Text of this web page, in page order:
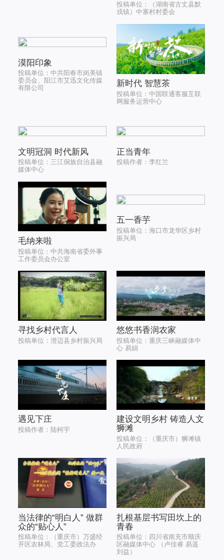
投稿单位：（湖南省古丈县默
戎镇）中寨村村委会
漠阳印象
投稿单位：中共阳春市岗美镇
委员会、阳江市艾迅文化传媒
有限公司
新时代 智慧茶
投稿单位：中国联通客服互联
网服务运营中心
文明冠洞 时代新风
投稿单位：三江侗族自治县融
媒体中心
正当青年
投稿作者：李红兰
毛纳来啦
投稿单位：中共海南省委外事
工作委员会办公室
五一香芋
投稿单位：海口市龙华区乡村
振兴局
寻找乡村代言人
投稿单位：澄迈县乡村振兴局
悠悠书香润农家
投稿单位：重庆三峡融媒体中
心 易娟
遇见下庄
投稿作者：陆柯宇
建设文明乡村 铸造人文
狮滩
投稿单位：（重庆市）狮滩镇
人民政府
当法律的“明白人” 做群
众的“贴心人”
投稿单位：（重庆市）万盛经
开区农林局、党工委政法办
扎根基层书写田坎上的
青春
投稿单位：四川省南充市顺庆
区融媒体中心 （卢佳睿 易遥
刘益）